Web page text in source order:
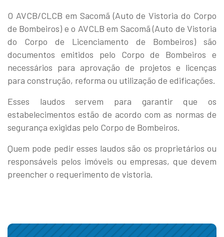
O AVCB/CLCB em Sacomã (Auto de Vistoria do Corpo
de Bombeiros) e o AVCLB em Sacomã (Auto de Vistoria
do Corpo de Licenciamento de Bombeiros) são
documentos emitidos pelo Corpo de Bombeiros e
necessários para aprovação de projetos e licenças
para construção, reforma ou utilização de edificações.
Esses laudos servem para garantir que os
estabelecimentos estão de acordo com as normas de
segurança exigidas pelo Corpo de Bombeiros.
Quem pode pedir esses laudos são os proprietários ou
responsáveis pelos imóveis ou empresas, que devem
preencher o requerimento de vistoria.